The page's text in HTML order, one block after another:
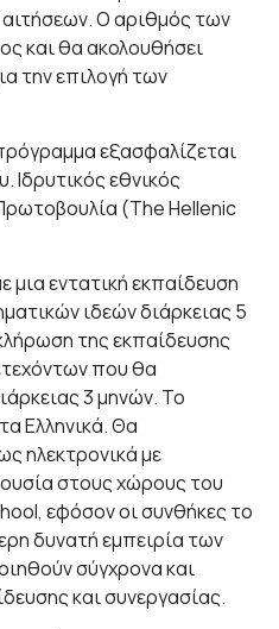
Ο αριθμός των
και θα ακολουθήσει
την επιλογή των
εξασφαλίζεται
Ιδρυτικός εθνικός
(The Hellenic
μια εντατική εκπαίδευση
ιδεών διάρκειας 5
της εκπαίδευσης
που θα
3 μηνών. Το
Ελληνικά. Θα
ηλεκτρονικά με
στους χώρους του
εφόσον οι συνθήκες το
δυνατή εμπειρία των
σύγχρονα και
και συνεργασίας.